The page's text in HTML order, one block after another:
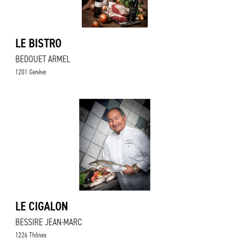
LE BISTRO
BEDOUET ARMEL
1201 Genève
LE CIGALON
BESSIRE JEAN-MARC
1226 Thônex